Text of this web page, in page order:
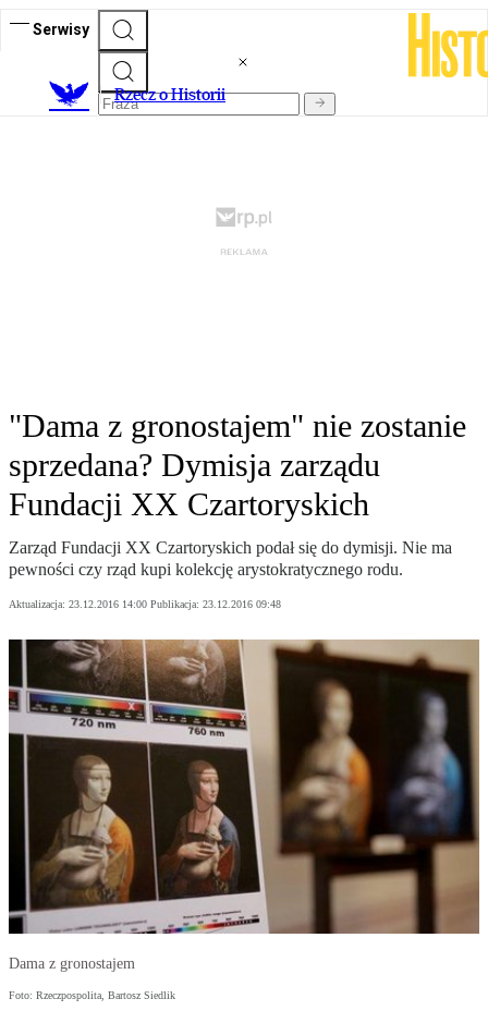
Serwisy
Rzecz o Historii
"Dama z gronostajem" nie zostanie
sprzedana? Dymisja zarządu
Fundacji XX Czartoryskich
Zarząd Fundacji XX Czartoryskich podał się do dymisji. Nie ma
pewności czy rząd kupi kolekcję arystokratycznego rodu.
Aktualizacja: 23.12.2016 14:00 Publikacja: 23.12.2016 09:48
Dama z gronostajem
Foto: Rzeczpospolita, Bartosz Siedlik